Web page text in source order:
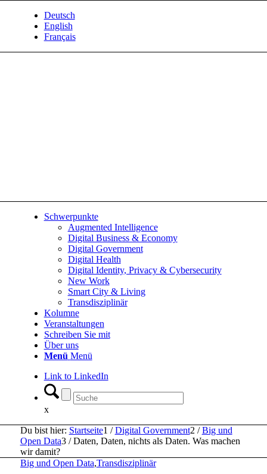
Deutsch
English
Français
Schwerpunkte
Augmented Intelligence
Digital Business & Economy
Digital Government
Digital Health
Digital Identity, Privacy & Cybersecurity
New Work
Smart City & Living
Transdisziplinär
Kolumne
Veranstaltungen
Schreiben Sie mit
Über uns
Menü Menü
Link to LinkedIn
x
Du bist hier: Startseite1 / Digital Government2 / Big und
Open Data3 / Daten, Daten, nichts als Daten. Was machen
wir damit?
Big und Open Data,Transdisziplinär